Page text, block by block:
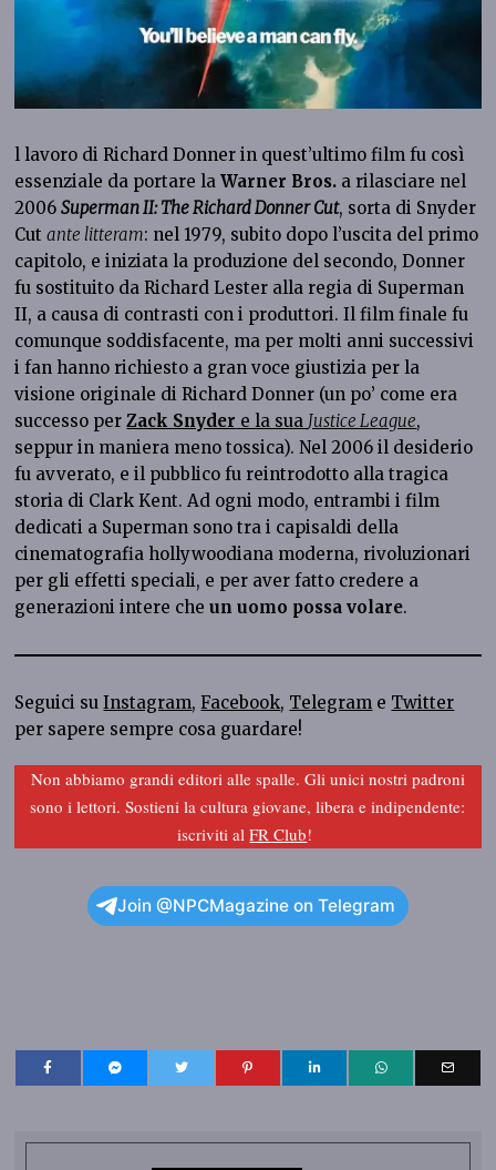
l lavoro di Richard Donner in quest’ultimo film fu così
essenziale da portare laWarner Bros. a rilasciare nel
2006Superman II: The Richard Donner Cut, sorta di Snyder
Cutante litteram: nel 1979, subito dopo l’uscita del primo
capitolo, e iniziata la produzione del secondo, Donner
fu sostituito da Richard Lester alla regia di Superman
II, a causa di contrasti con i produttori. Il film finale fu
comunque soddisfacente, ma per molti anni successivi
i fan hanno richiesto a gran voce giustizia per la
visione originale di Richard Donner (un po’ come era
successo perZack Snyder e la sua Justice League,
seppur in maniera meno tossica). Nel 2006 il desiderio
fu avverato, e il pubblico fu reintrodotto alla tragica
storia di Clark Kent. Ad ogni modo, entrambi i film
dedicati a Superman sono tra i capisaldi della
cinematografia hollywoodiana moderna, rivoluzionari
per gli effetti speciali, e per aver fatto credere a
generazioni intere cheun uomo possa volare.
Seguici suInstagram,Facebook, Telegram e Twitter
per sapere sempre cosa guardare!
Non abbiamo grandi editori alle spalle. Gli unici nostri padroni
sono i lettori. Sostieni la cultura giovane, libera e indipendente:
iscriviti alFR Club!
Join @NPCMagazine on Telegram